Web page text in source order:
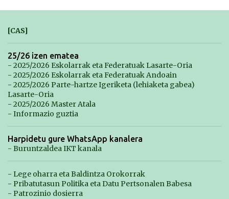
[CAS]
25/26 izen ematea
- 2025/2026 Eskolarrak eta Federatuak Lasarte-Oria
- 2025/2026 Eskolarrak eta Federatuak Andoain
- 2025/2026 Parte-hartze Igeriketa (lehiaketa gabea)
Lasarte-Oria
- 2025/2026 Master Atala
- Informazio guztia
Harpidetu gure WhatsApp kanalera
- Buruntzaldea IKT kanala
- Lege oharra eta Baldintza Orokorrak
- Pribatutasun Politika eta Datu Pertsonalen Babesa
- Patrozinio dosierra